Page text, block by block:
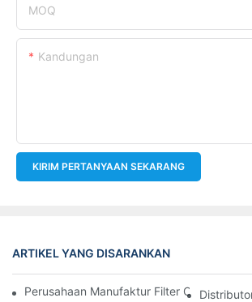
MOQ
Kandungan
KIRIM PERTANYAAN SEKARANG
ARTIKEL YANG DISARANKAN
Perusahaan Manufaktur Filter Oli Teratas: